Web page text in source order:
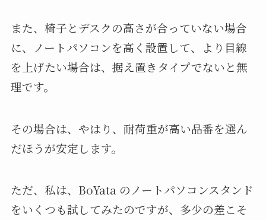
また、椅子とデスクの高さが合っていない場合
に、ノートパソコンを高く設置して、より目線
を上げたい場合は、据え置きタイプでないと無
理です。
その場合は、やはり、耐荷重が高い品番を選ん
だほうが安定します。
ただ、私は、BoYata のノートパソコンスタンド
をいくつも試してみたのですが、多少の差こそ